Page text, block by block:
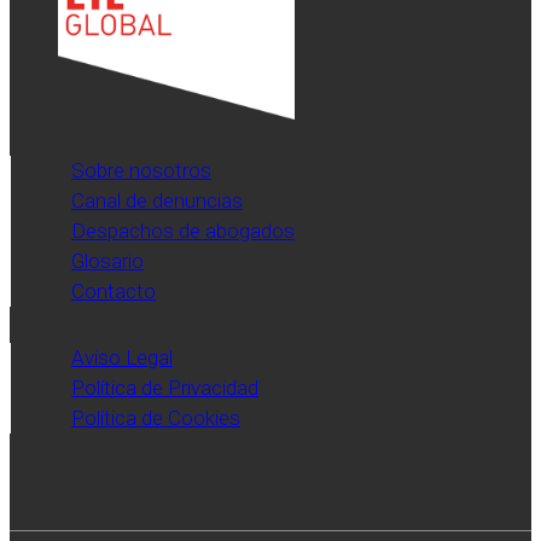
Sobre nosotros
Canal de denuncias
Despachos de abogados
Glosario
Contacto
Aviso Legal
Política de Privacidad
Política de Cookies